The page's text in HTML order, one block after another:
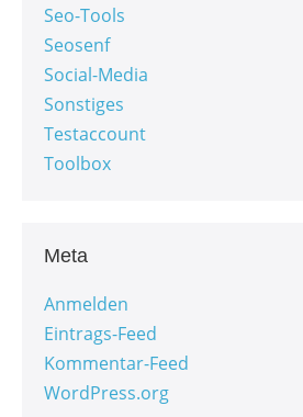
Seo-Tools
Seosenf
Social-Media
Sonstiges
Testaccount
Toolbox
Meta
Anmelden
Eintrags-Feed
Kommentar-Feed
WordPress.org